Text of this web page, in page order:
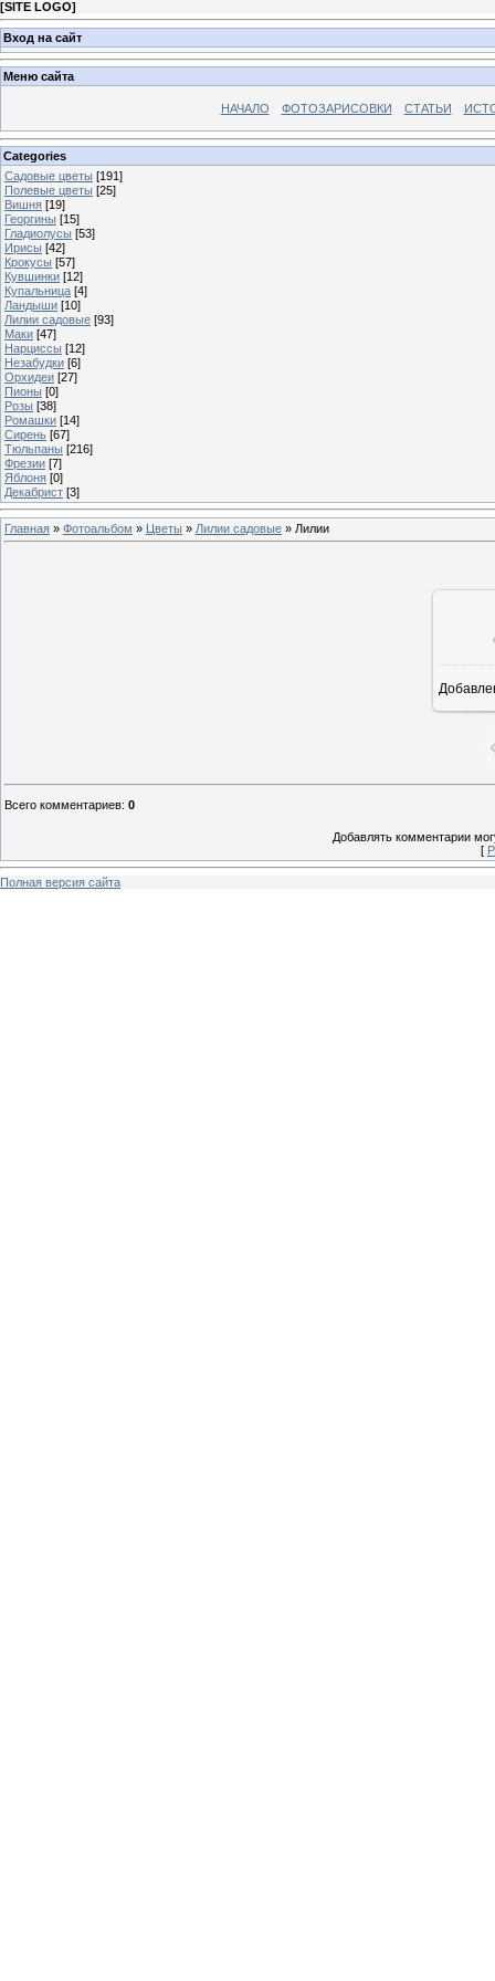
[SITE LOGO]
Вход на сайт
Меню сайта
НАЧАЛО ФОТОЗАРИСОВКИ СТАТЬИ
Categories
Садовые цветы [191]
Полевые цветы [25]
Вишня [19]
Георгины [15]
Гладиолусы [53]
Ирисы [42]
Крокусы [57]
Кувшинки [12]
Купальница [4]
Ландыши [10]
Лилии садовые [93]
Маки [47]
Нарциссы [12]
Незабудки [6]
Орхидеи [27]
Пионы [0]
Розы [38]
Ромашки [14]
Сирень [67]
Тюльпаны [216]
Фрезии [7]
Яблоня [0]
Декабрист [3]
Главная » Фотоальбом » Цветы » Лилии садовые » Лилии
Всего комментариев: 0
Добавлять комментарии
[
Полная версия сайта